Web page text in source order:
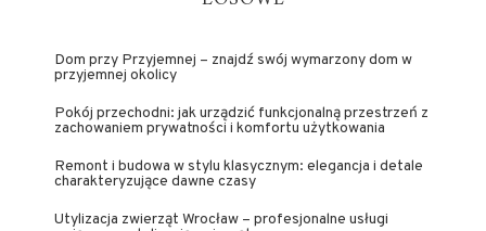
Dom przy Przyjemnej – znajdź swój wymarzony dom w
przyjemnej okolicy
Pokój przechodni: jak urządzić funkcjonalną przestrzeń z
zachowaniem prywatności i komfortu użytkowania
Remont i budowa w stylu klasycznym: elegancja i detale
charakteryzujące dawne czasy
Utylizacja zwierząt Wrocław – profesjonalne usługi